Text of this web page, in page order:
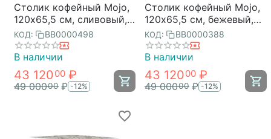
Столик кофейный Mojo,
120х65,5 см, сливовый,
Bergenson Bjorn
КОД: BB0000498
В наличии
43 12000 ₽
49 00000 ₽ -12%
Столик кофейный Mojo,
120х65,5 см, бежевый,
Bergenson Bjorn
КОД: BB0000388
В наличии
43 12000 ₽
49 00000 ₽ -12%